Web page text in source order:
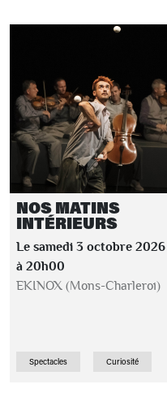
NOS MATINS
INTÉRIEURS
Le samedi 3 octobre 2026
à 20h00
EKINOX (Mons-Charleroi)
Spectacles Curiosité